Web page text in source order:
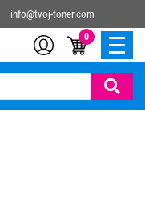
info@tvoj-toner.com
0